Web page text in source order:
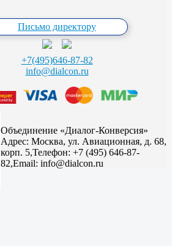
Письмо директору
+7(495)646-87-82
info@dialcon.ru
Объединение «Диалог-Конверсия»
Адрес: Москва, ул. Авиационная, д. 68,
корп. 5,Телефон: +7 (495) 646-87-
82,Email: info@dialcon.ru